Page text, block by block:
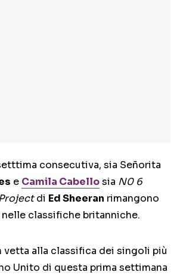
consecutiva, sia Señorita
e Camila Cabellosia N0 6
di Ed Sheeran rimangono
nelle classifiche britanniche.
vetta alla classifica dei singoli più
Unito di questa prima settimana